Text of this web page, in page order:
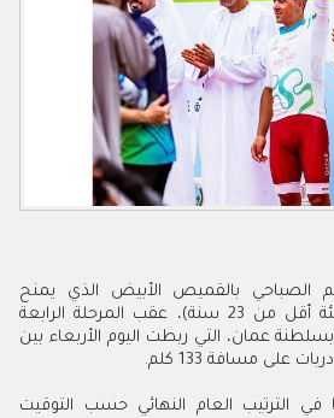
الصباحي بالقميص الأبيض الذي يمنح
لأفضل متسابق شاب (فئة أقل من 23 سنة)، عقب المرحلة الرابعة
عمان، التي ربطت اليوم الأربعاء بين
على مسافة 133 كلم.
في الترتيب العام النهائي حسب التوقيت